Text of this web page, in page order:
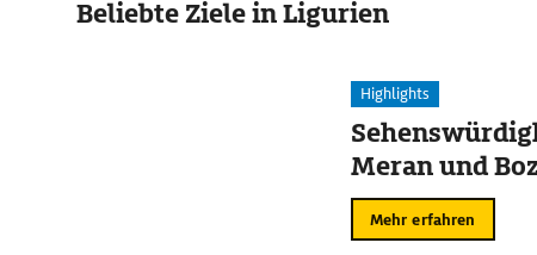
Beliebte Ziele in Ligurien
Highlights
Meran und
Mehr erfahren